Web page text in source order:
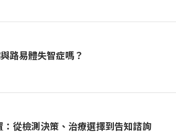
路易體失智症嗎？
從檢測決策、治療選擇到告知諮詢